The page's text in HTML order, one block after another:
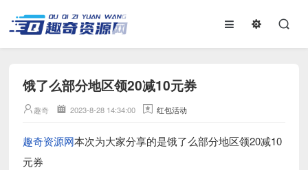
饿了么部分地区领20减10元券
趣奇 2023-8-28 14:34:00 红包活动
趣奇资源网本次为大家分享的是饿了么部分地区领20减10
元券